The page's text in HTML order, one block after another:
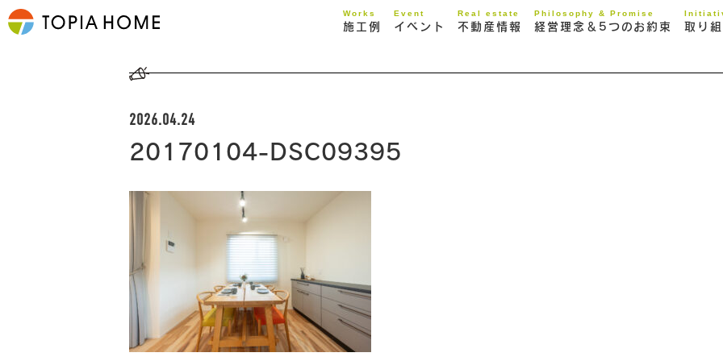
Works
施工例
Event
イベント
Real estate
不動産情報
Philosophy & Promise
経営理念＆5つのお約束 取り
2026.04.24
20170104-DSC09395